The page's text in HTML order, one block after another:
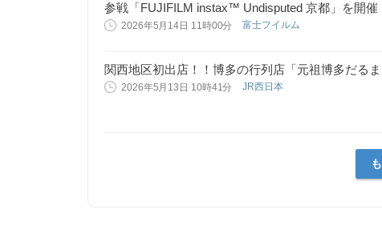
参戦「FUJIFILM instax™ Undisputed 京都」を開催
2026年5月14日 11時00分 富士フイルム
関西地区初出店！！博多の行列店「元祖博多だる
2026年5月13日 10時41分 JR西日本